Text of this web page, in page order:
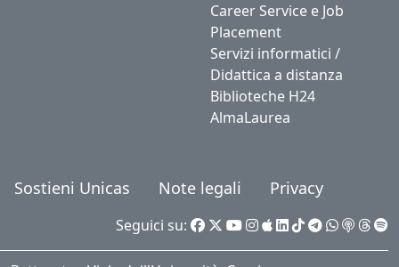
Career Service e Job
Placement
Servizi informatici /
Didattica a distanza
Biblioteche H24
AlmaLaurea
Sostieni Unicas Note legali Privacy
Seguici su: